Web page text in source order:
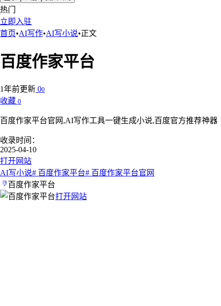
热门
立即入驻
首页•AI写作•AI写小说•正文
百度作家平台
1年前更新 00
收藏 0
百度作家平台官网,AI写作工具一键生成小说,百度官方推荐神器
收录时间：
2025-04-10
打开网站
AI写小说# 百度作家平台# 百度作家平台官网
百度作家平台
打开网站